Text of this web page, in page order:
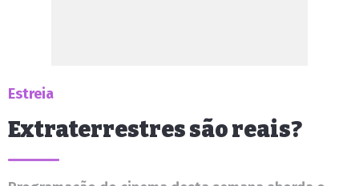
Estreia
Extraterrestres são reais?